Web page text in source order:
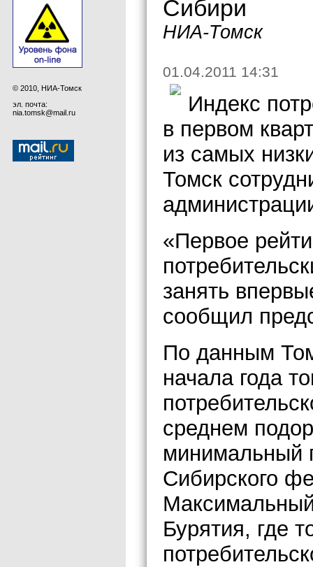
© 2010, НИА-Томск
эл. почта:
nia.tomsk@mail.ru
Сибири
НИА-Томск
01.04.2011 14:31
Индекс
в первом
из самых
Томск
«Первое
занять
сообщил
По данным
начала года
среднем
минимальный
Сибирского
Бурятия, где